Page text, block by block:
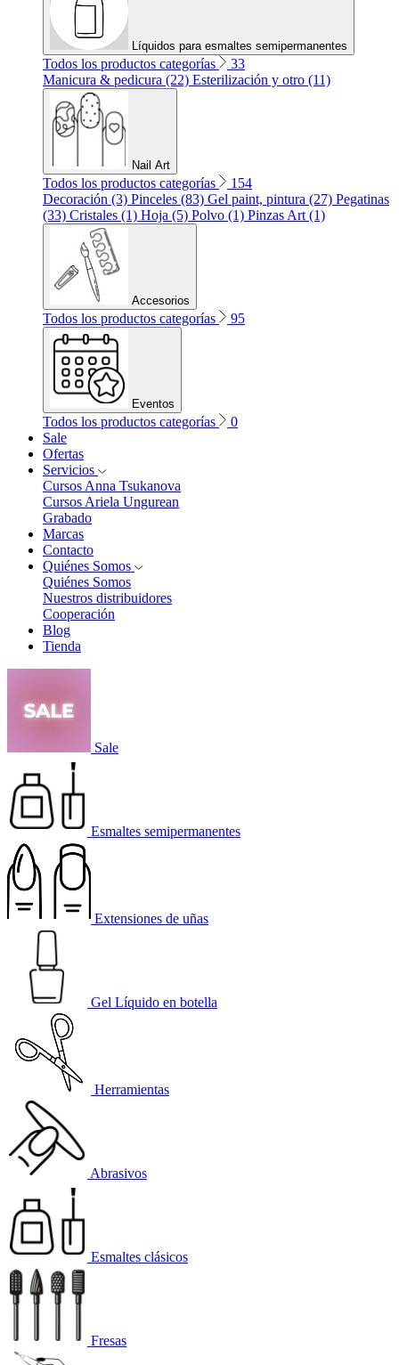
Líquidos para esmaltes semipermanentes
Todos los productos categorías
33
Manicura & pedicura (22) Esterilización y otro (11)
Nail Art
Todos los productos categorías
154
Decoración (3) Pinceles (83) Gel paint, pintura (27) Pegatinas
(33) Cristales (1) Hoja (5) Polvo (1) Pinzas Art (1)
Accesorios
Todos los productos categorías 95
Eventos
Todos los productos categorías
0
Sale
Ofertas
Servicios
Cursos Anna Tsukanova
Cursos Ariela Ungurean
Grabado
Marcas
Contacto
Quiénes Somos
Quiénes Somos
Nuestros distribuidores
Cooperación
Blog
Tienda
Sale
Esmaltes semipermanentes
Extensiones de uñas
Gel Líquido en botella
Herramientas
Abrasivos
Esmaltes clásicos
Fresas